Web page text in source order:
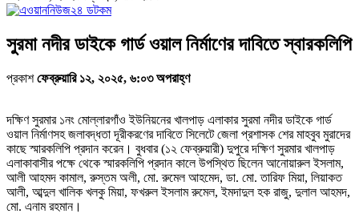
সুরমা নদীর ডাইকে গার্ড ওয়াল নির্মাণের দাবিতে স্বারকলিপি
প্রকাশফেব্রুয়ারি ১২, ২০২৫, ৬:০৩ অপরাহ্ণ
দক্ষিণ সুরমার ১নং মোল্লারগাঁও ইউনিয়নের খালপাড় এলাকার সুরমা নদীর ডাইকে গার্ড
ওয়াল নির্মাণসহ জলাবদ্ধতা দূরীকরণের দাবিতে সিলেটে জেলা প্রশাসক শের মাহবুব মুরাদের
কাছে স্মারকলিপি প্রদান করেন। বুধবার (১২ ফেব্রুয়ারী) দুপুরে দক্ষিণ সুরমার খালপাড়
এলাকাবাসীর পক্ষে থেকে স্মারকলিপি প্রদান কালে উপস্থিত ছিলেন আনোয়ারুল ইসলাম,
আলী আহমদ কামাল, রুস্তম অলী, মো. রুমেল আহমেদ, ডা. মো. তারিফ মিয়া, লিয়াকত
আলী, আব্দুল খালিক খলকু মিয়া, ফখরুল ইসলাম রুমেল, ইমদাদুল হক রাজু, দুলাল আহমদ,
মো. এনাম রহমান।